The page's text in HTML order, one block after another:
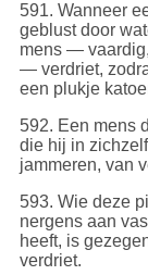
591. Wanneer
geblust door
mens —
— verdriet,
een plukje
592. Een mens
die hij in
jammeren, van
593. Wie deze
nergens aan
heeft, is
verdriet.